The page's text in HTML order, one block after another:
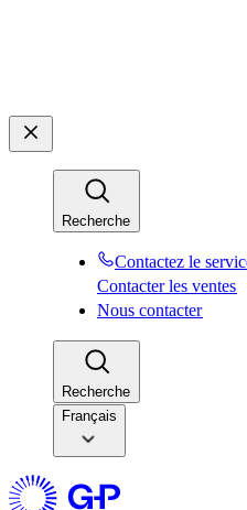
Recherche​​
Contactez le
Contacter les ventes​​
Nous contacter​​
Recherche​​
Français